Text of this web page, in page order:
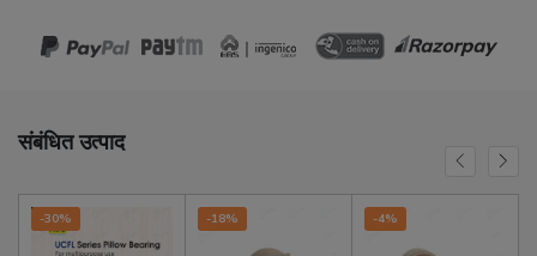
संबंधित उत्पाद
-30% -18% -4%